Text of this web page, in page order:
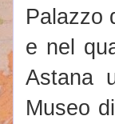
Palazzo
e nel
Astana
Museo